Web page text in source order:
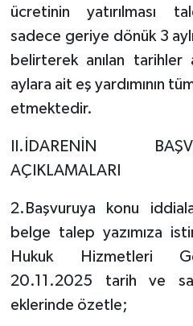
ücretinin yatırılması
sadece geriye dönük 3
belirterek anılan tarihler
aylara ait eş yardımının
etmektedir.
II.İDARENİN
AÇIKLAMALARI
2.Başvuruya konu
belge talep yazımıza
Hukuk Hizmetleri
20.11.2025 tarih ve
eklerinde özetle;